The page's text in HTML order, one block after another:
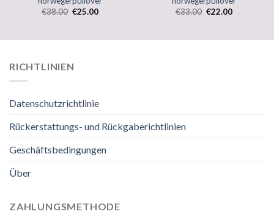
€38.00 €25.00
€33.00 €22.00
RICHTLINIEN
Datenschutzrichtlinie
Rückerstattungs- und Rückgaberichtlinien
Geschäftsbedingungen
Über
ZAHLUNGSMETHODE